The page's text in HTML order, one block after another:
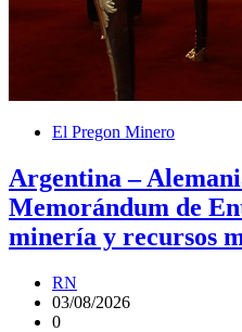
El Pregon Minero
Argentina –
Memorándum de
minería y recursos
RN
03/08/2026
0